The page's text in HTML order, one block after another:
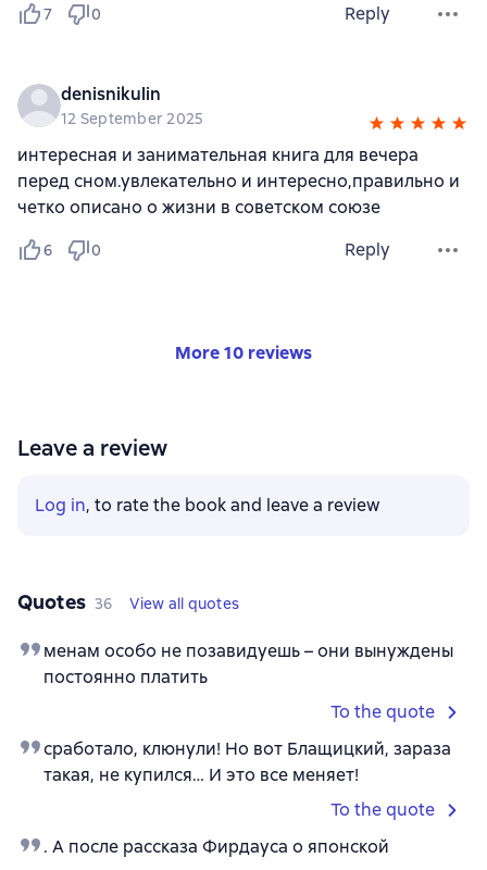
7 0 Reply
denisnikulin
12 September 2025
интересная и занимательная книга для вечера
перед сном.увлекательно и интересно,правильно и
четко описано о жизни в советском союзе
6 0 Reply
More 10 reviews
Leave a review
Log in, to rate the book and leave a review
Quotes 36 View all quotes
менам особо не позавидуешь – они вынуждены
постоянно платить
To the quote
сработало, клюнули! Но вот Блащицкий, зараза
такая, не купился… И это все меняет!
To the quote
. А после рассказа Фирдауса о японской